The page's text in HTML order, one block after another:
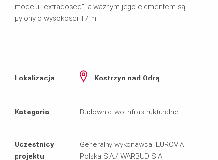
modelu "extradosed", a ważnym jego elementem są
pylony o wysokości 17 m.
Lokalizacja Kostrzyn nad Odrą
Kategoria Budownictwo infrastrukturalne
Uczestnicy
projektu
Generalny wykonawca: EUROVIA
Polska S.A./ WARBUD S.A.